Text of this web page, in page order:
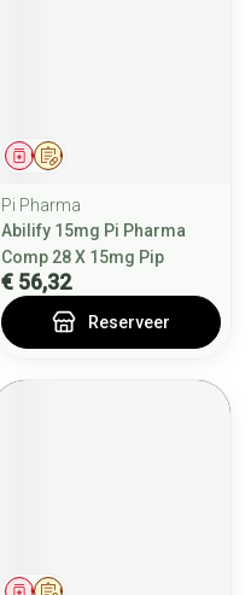
Op voorschrift
Geneesmiddel
Pi Pharma
Abilify 15mg Pi Pharma
Comp 28 X 15mg Pip
€ 56,32
Reserveer
Op voorschrift
Geneesmiddel